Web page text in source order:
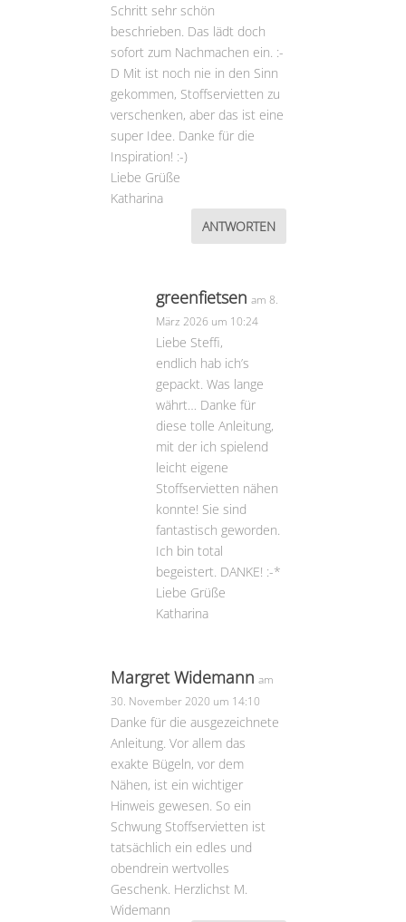
Schritt sehr schön
beschrieben. Das lädt doch
sofort zum Nachmachen ein. :-
D Mit ist noch nie in den Sinn
gekommen, Stoffservietten zu
verschenken, aber das ist eine
super Idee. Danke für die
Inspiration! :-)
Liebe Grüße
Katharina
ANTWORTEN
greenfietsen am 8.
März 2026 um 10:24
Liebe Steffi,
endlich hab ich’s
gepackt. Was lange
währt… Danke für
diese tolle Anleitung,
mit der ich spielend
leicht eigene
Stoffservietten nähen
konnte! Sie sind
fantastisch geworden.
Ich bin total
begeistert. DANKE! :-*
Liebe Grüße
Katharina
Margret Widemann am
30. November 2020 um 14:10
Danke für die ausgezeichnete
Anleitung. Vor allem das
exakte Bügeln, vor dem
Nähen, ist ein wichtiger
Hinweis gewesen. So ein
Schwung Stoffservietten ist
tatsächlich ein edles und
obendrein wertvolles
Geschenk. Herzlichst M.
Widemann